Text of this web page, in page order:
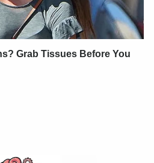
Grab Tissues Before You